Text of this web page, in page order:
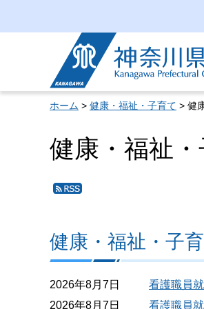
神奈川県
ホーム > 健康・福祉・子育て > 健
健康・福祉
健
祉・
子育
ての
新着
健康・福祉・子
2026年8月7日
看護職員
2026年8月7日
看護職員